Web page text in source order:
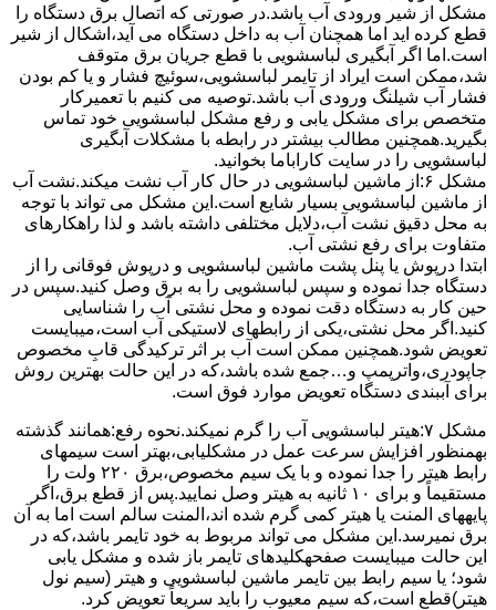
مشکل از شیر ورودی آب باشد.در صورتی که اتصال برق دستگاه را
قطع کرده اید اما همچنان آب به داخل دستگاه می آید،اشکال از شیر
است.اما اگر آبگیری لباسشویی با قطع جریان برق متوقف
شد،ممکن است ایراد از تایمر لباسشویی،سوئیچ فشار و یا کم بودن
فشار آب شیلنگ ورودی آب باشد.توصیه می کنیم با تعمیرکار
متخصص برای مشکل یابی و رفع مشکل لباسشویی خود تماس
بگیرید.همچنین مطالب بیشتر در رابطه با مشکلات آبگیری
لباسشویی را در سایت کاراباما بخوانید.
مشکل ۶:از ﻣﺎﺷﯿﻦ لباسشویی در ﺣﺎل ﮐﺎر آب ﻧﺸﺖ میکند.نشت آب
از ماشین لباسشویی بسیار شایع است.این مشکل می تواند با توجه
به محل دقیق نشت آب،دلایل مختلفی داشته باشد و لذا راهکارهای
متفاوت برای رفع نشتی آب.
ابتدا درپوش یا پنل ﭘﺸﺖ ﻣﺎﺷﯿﻦ لباسشویی و درپوش ﻓﻮﻗﺎﻧﯽ را از
دستگاه ﺟﺪا ﻧﻤﻮده و ﺳﭙﺲ لباسشویی را ﺑﻪ ﺑﺮق وصل ﮐﻨﯿﺪ.سپس در
حین کار به دستگاه دقت نموده و ﻣﺤﻞ نشتی آب را ﺷﻨﺎﺳﺎﯾﯽ
کنید.اﮔﺮ ﻣﺤﻞ نشتی،ﯾﮑﯽ از رابطهای ﻻﺳﺘﯿﮑﯽ آب اﺳﺖ،میبایست
ﺗﻌﻮﯾﺾ شود.همچنین ﻣﻤﮑﻦ اﺳﺖ آب بر اثر ﺗﺮﮐﯿﺪﮔﯽ قابِ ﻣﺨﺼﻮص
ﺟﺎﭘﻮدری،واترپمپ و…جمع شده ﺑﺎﺷﺪ،ﮐﻪ در این حالت بهترین روش
برای آببندی دستگاه ﺗﻌﻮﯾﺾ ﻣﻮارد ﻓﻮق اﺳﺖ.
مشکل ۷:ﻫﯿﺘﺮ لباسشویی آب را ﮔﺮم نمیکند.نحوه رﻓﻊ:ﻫﻤﺎﻧﻨﺪ ﮔﺬﺷﺘﻪ
بهمنظور اﻓﺰاﯾﺶ ﺳﺮﻋﺖ ﻋﻤﻞ در مشکلیابی،بهتر است سیمهای
راﺑﻂ ﻫﯿﺘﺮ را ﺟﺪا ﻧﻤﻮده و ﺑﺎ ﯾﮏ ﺳﯿﻢ ﻣﺨﺼﻮص،برق ۲۲۰ ولت را
مستقیماً و برای ۱۰ ﺛﺎﻧﯿﻪ ﺑﻪ ﻫﯿﺘﺮ وصل نمایید.ﭘﺲ از ﻗﻄﻊ ﺑﺮق،اﮔﺮ
پایههای اﻟﻤﻨﺖ یا هیتر کمی ﮔﺮم ﺷﺪه اند،اﻟﻤﻨﺖ ﺳﺎﻟﻢ است اما ﺑﻪ آن
ﺑﺮق نمیرسد.اﯾﻦ ﻣﺸﮑﻞ می تواند مربوط به ﺧﻮد ﺗﺎﯾﻤﺮ باشد،ﮐﻪ در
این حالت میبایست صفحهکلیدهای ﺗﺎﯾﻤﺮ باز شده و مشکل یابی
شود؛ ﯾﺎ ﺳﯿﻢ راﺑﻂ ﺑﯿﻦ ﺗﺎﯾﻤﺮ ماشین لباسشویی و ﻫﯿﺘﺮ (سیم ﻧﻮل
ﻫﯿﺘﺮ)ﻗﻄﻊ اﺳﺖ،ﮐﻪ ﺳﯿﻢ ﻣﻌﯿﻮب را ﺑﺎﯾﺪ سریعاً ﺗﻌﻮﯾﺾ کرد.